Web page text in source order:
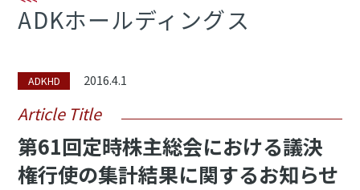
ADKホールディングス
ADKHD 2016.4.1
Article Title
第61回定時株主総会における議決
権行使の集計結果に関するお知らせ